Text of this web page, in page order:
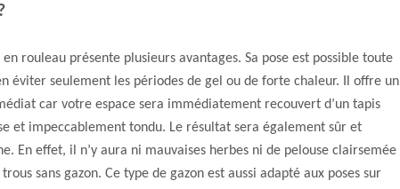
en rouleau présente plusieurs avantages. Sa pose est possible toute
éviter seulement les périodes de gel ou de forte chaleur. Il offre un
car votre espace sera immédiatement recouvert d’un tapis
et impeccablement tondu. Le résultat sera également sûr et
En effet, il n’y aura ni mauvaises herbes ni de pelouse clairsemée
sans gazon. Ce type de gazon est aussi adapté aux poses sur